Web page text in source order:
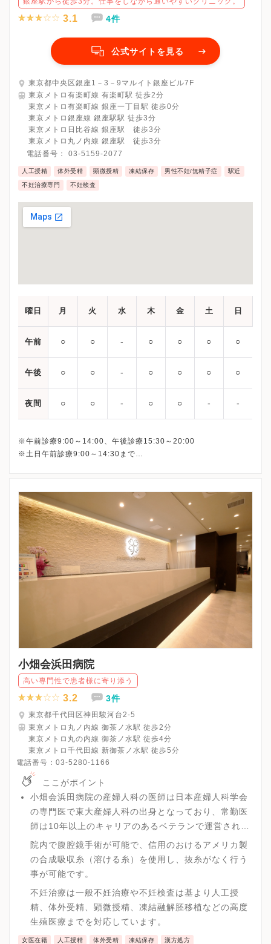
3.1 4件
公式サイトを見る
東京都中央区銀座1－3－9マルイト銀座ビル7F
東京メトロ有楽町線 有楽町駅 徒歩2分
東京メトロ有楽町線 銀座一丁目駅 徒歩0分
東京メトロ銀座線 銀座駅駅 徒歩3分
東京メトロ日比谷線 銀座駅 徒歩3分
東京メトロ丸ノ内線 銀座駅 徒歩3分
電話番号： 03-5159-2077
人工授精 体外受精 顕微授精 凍結保存 男性不妊/無精子症 駅近
不妊治療専門 不妊検査
曜日 月 火 水 木 金 土 日
午前 ○ ○ ‐ ○ ○ ○ ○
午後 ○ ○ ‐ ○ ○ ○ ○
夜間 ○ ○ ‐ ○ ○ ‐ ‐
※午前診療9:00～14:00、午後診療15:30～20:00
※土日午前診療9:00～14:30まで
平日午後：19:30
土日： 14:00
小畑会浜田病院
高い専門性で患者様に寄り添う
3.2 3件
東京都千代田区神田駿河台2-5
東京メトロ丸ノ内線 御茶ノ水駅 徒歩2分
東京メトロ丸の内線 御茶ノ水駅 徒歩4分
東京メトロ千代田線 新御茶ノ水駅 徒歩5分
電話番号： 03-5280-1166
ここがポイント
小畑会浜田病院の産婦人科の医師は日本産婦人科学会
の専門医で東大産婦人科の出身となっており、常勤医
師は10年以上のキャリアのあるベテランで運営されて
います。
院内で腹腔鏡手術が可能で、信用のおけるアメリカ製
の合成吸収糸（溶ける糸）を使用し、抜糸がなく行う
事が可能です。
不妊治療は一般不妊治療や不妊検査は基より人工授
精、体外受精、顕微授精、凍結融解胚移植などの高度
生殖医療までを対応しています。
女医在籍 人工授精 体外受精 凍結保存 漢方処方